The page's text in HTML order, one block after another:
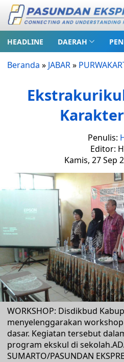
HEADLINE DAERAH
Beranda » JABAR»
Penulis:
Editor:
Kamis, 27 Sep
WORKSHOP: Disdikbud
menyelenggarakan
dasar. Kegiatan tersebut
program ekskul di
SUMARTO/PASUNDAN